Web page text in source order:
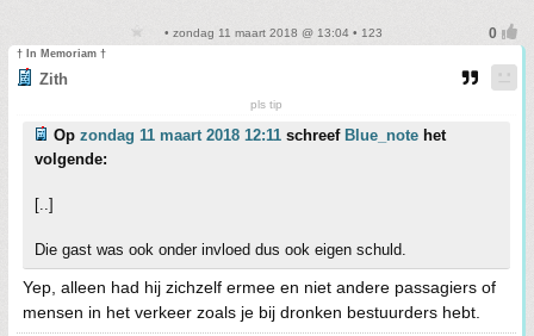
• zondag 11 maart 2018 @ 13:04 • 123
† In Memoriam †
Zith
pls tip
Op zondag 11 maart 2018 12:11 schreef Blue_note het
volgende:
[..]
Die gast was ook onder invloed dus ook eigen schuld.
Yep, alleen had hij zichzelf ermee en niet andere passagiers of
mensen in het verkeer zoals je bij dronken bestuurders hebt.